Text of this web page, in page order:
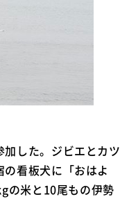
した。ジビエとカツ
看板犬に「おはよ
の米と10尾もの伊勢